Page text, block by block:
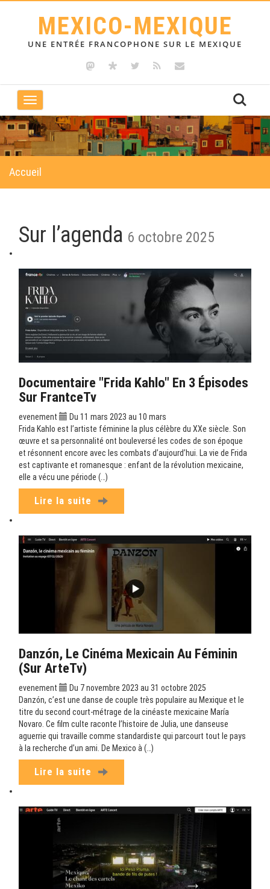
MEXICO-MEXIQUE
UNE ENTRÉE FRANCOPHONE SUR LE MEXIQUE
Toggle
navigation
Accueil
Sur l’agenda 6 octobre 2025
Documentaire "Frida Kahlo" En 3 Épisodes
Sur FrantceTv
evenement
Du 11 mars 2023 au 10 mars
Frida Kahlo est l’artiste féminine la plus célèbre du XXe siècle. Son
œuvre et sa personnalité ont bouleversé les codes de son époque
et résonnent encore avec les combats d’aujourd’hui. La vie de Frida
est captivante et romanesque : enfant de la révolution mexicaine,
elle a vécu une période (…)
Lire la suite
Danzón, Le Cinéma Mexicain Au Féminin
(sur ArteTv)
evenement
Du 7 novembre 2023 au 31 octobre 2025
Danzón, c’est une danse de couple très populaire au Mexique et le
titre du second court-métrage de la cinéaste mexicaine María
Novaro. Ce film culte raconte l’histoire de Julia, une danseuse
aguerrie qui travaille comme standardiste qui parcourt tout le pays
à la recherche d’un ami. De Mexico à (…)
Lire la suite